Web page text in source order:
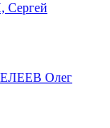
Сергей
Олег